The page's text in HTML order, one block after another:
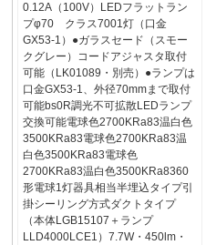
0.12A（100V）LEDフラットラン
プφ70 クラス7001灯（口金
GX53-1）●ガラスセード（スモー
クグレー）コードアジャスタ取付
可能（LK01089・別売）●ランプは
口金GX53-1、外径70mmまで取付
可能bs0R調光不可拡散LEDランプ
交換可能電球色2700KRa83温白色
3500KRa83電球色2700KRa83温
白色3500KRa83電球色
2700KRa83温白色3500KRa8360
形電球1灯器具相当半埋込タイプ引
掛シーリング方式ダクトタイプ
（本体LGB15107＋ランプ
LLD4000LCE1）7.7W・450lm・